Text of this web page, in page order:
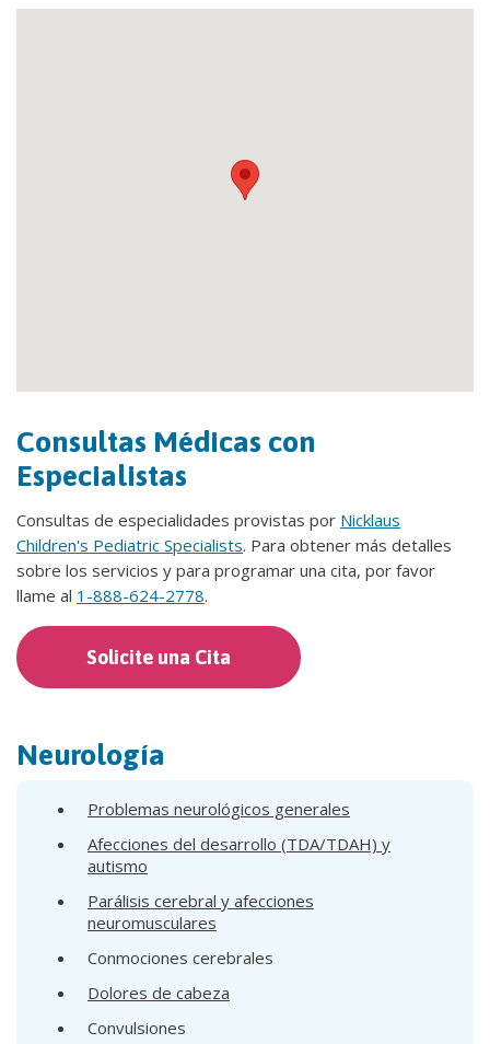
Consultas Médicas con
Especialistas
Consultas de especialidades provistas por Nicklaus
Children's Pediatric Specialists. Para obtener más detalles
sobre los servicios y para programar una cita, por favor
llame al 1-888-624-2778.
Solicite una Cita
Neurología
Problemas neurológicos generales
Afecciones del desarrollo (TDA/TDAH) y
autismo
Parálisis cerebral y afecciones
neuromusculares
Conmociones cerebrales
Dolores de cabeza
Convulsiones